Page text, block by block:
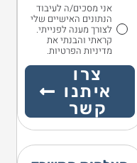
אני מסכים/ה לעיבוד
הנתונים האישיים שלי
לצורך מענה לפנייתי.
קראתי והבנתי את
מדיניות הפרטיות.
צרו
איתנו
קשר